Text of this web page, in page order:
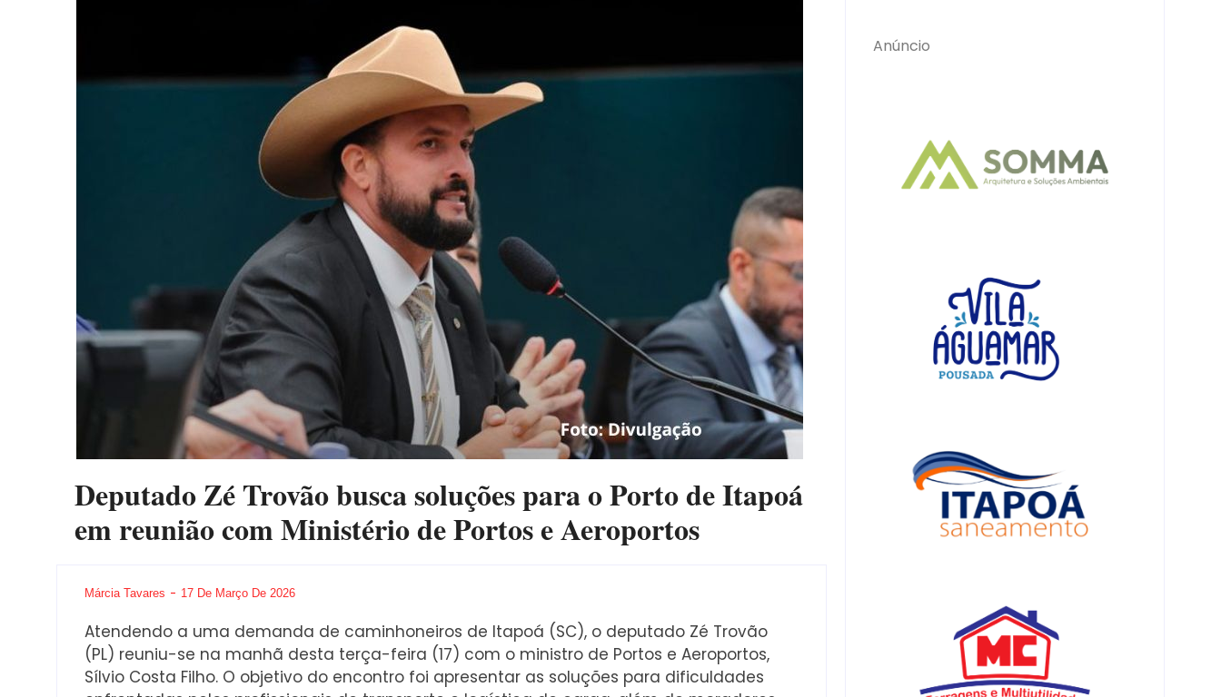
Deputado Zé Trovão busca soluções para o Porto de Itapoá
em reunião com Ministério de Portos e Aeroportos
Márcia Tavares 17 De Março De 2026
Atendendo a uma demanda de caminhoneiros de Itapoá (SC), o deputado Zé Trovão
(PL) reuniu-se na manhã desta terça-feira (17) com o ministro de Portos e Aeroportos,
Sílvio Costa Filho. O objetivo do encontro foi apresentar as soluções para dificuldades
Anúncio